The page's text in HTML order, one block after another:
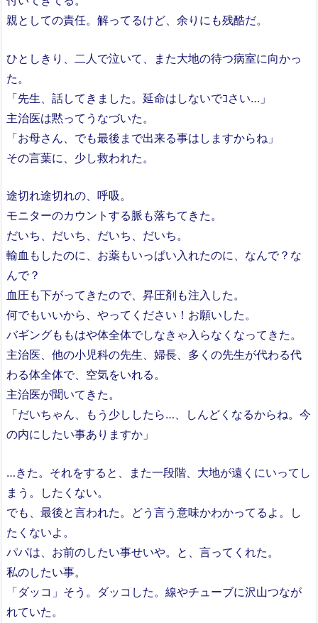
親としての責任。解ってるけど、余りにも残酷だ。
ひとしきり、二人で泣いて、また大地の待つ病室に向かっ
た。
「先生、話してきました。延命はしないでｺさい…」
主治医は黙ってうなづいた。
「お母さん、でも最後まで出来る事はしますからね」
その言葉に、少し救われた。
途切れ途切れの、呼吸。
モニターのカウントする脈も落ちてきた。
だいち、だいち、だいち、だいち。
輸血もしたのに、お薬もいっぱい入れたのに、なんで？な
んで？
血圧も下がってきたので、昇圧剤も注入した。
何でもいいから、やってください！お願いした。
バギングももはや体全体でしなきゃ入らなくなってきた。
主治医、他の小児科の先生、婦長、多くの先生が代わる代
わる体全体で、空気をいれる。
主治医が聞いてきた。
「だいちゃん、もう少ししたら…、しんどくなるからね。今
の内にしたい事ありますか」
…きた。それをすると、また一段階、大地が遠くにいってし
まう。したくない。
でも、最後と言われた。どう言う意味かわかってるよ。し
たくないよ。
パパは、お前のしたい事せいや。と、言ってくれた。
私のしたい事。
「ダッコ」そう。ダッコした。線やチューブに沢山つなが
れていた。